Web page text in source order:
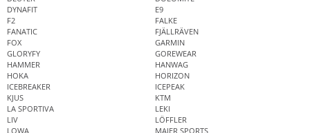
DYNAFIT
E9
F2
FALKE
FANATIC
FJÄLLRÄVEN
FOX
GARMIN
GLORYFY
GOREWEAR
HAMMER
HANWAG
HOKA
HORIZON
ICEBREAKER
ICEPEAK
KJUS
KTM
LA SPORTIVA
LEKI
LIV
LÖFFLER
LOWA
MAIER SPORTS